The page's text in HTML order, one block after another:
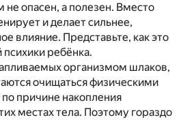
не опасен, а полезен. Вместо
и делает сильнее,
влияние. Представьте, как это
ребёнка.
организмом шлаков,
очищаться физическими
причине накопления
местах тела. Поэтому гораздо